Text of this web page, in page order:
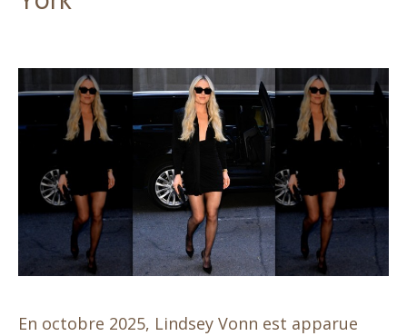
En octobre 2025, Lindsey Vonn est apparue